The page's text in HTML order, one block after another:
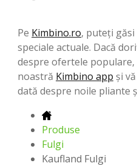
Pe Kimbino.ro, puteți
speciale actuale. Dacă
despre ofertele populare,
noastră Kimbino app și
dată despre noile pliante
Produse
Fulgi
Kaufland Fulgi